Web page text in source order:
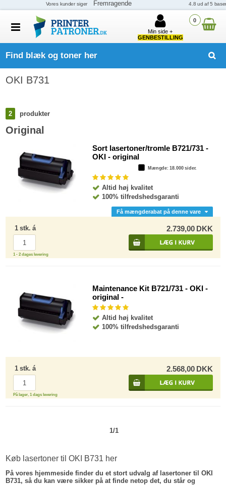
0
Min side +
GENBESTILLING
Find blæk og toner her
OKI B731
2 produkter
Original
Sort lasertoner/tromle B721/731 -
OKI - original
Mængde: 18.000 sider.
Altid høj kvalitet
100% tilfredshedsgaranti
1 stk. á 2.739,00 DKK
Få mængderabat på denne vare
1 - 2 dages levering
Maintenance Kit B721/731 - OKI -
original -
Altid høj kvalitet
100% tilfredshedsgaranti
1 stk. á 2.568,00 DKK
På lager, 1 dags levering
1/1
Køb lasertoner til OKI B731 her
På vores hjemmeside finder du et stort udvalg af lasertoner til OKI
B731, så du kan være sikker på at finde netop det, du står og